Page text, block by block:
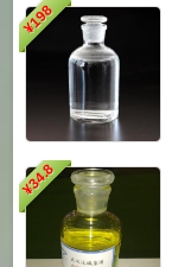
¥
198
¥
34.8